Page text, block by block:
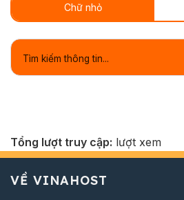
Chữ nhỏ
Tổng lượt truy cập: lượt xem
VỀ VINAHOST